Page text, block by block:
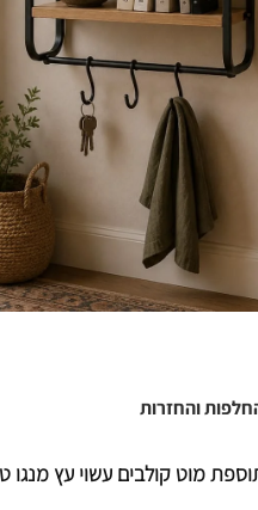
והחזרות
מוט קולבים עשוי עץ מנגו